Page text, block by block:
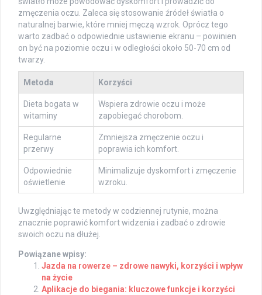
zmęczenia oczu. Zaleca się stosowanie źródeł światła o
naturalnej barwie, które mniej męczą wzrok. Oprócz tego
warto zadbać o odpowiednie ustawienie ekranu – powinien
on być na poziomie oczu i w odległości około 50-70 cm od
twarzy.
Metoda Korzyści
Dieta bogata w
witaminy
Wspiera zdrowie oczu i może
zapobiegać chorobom.
Regularne
przerwy
Zmniejsza zmęczenie oczu i
poprawia ich komfort.
Odpowiednie
oświetlenie
Minimalizuje dyskomfort i zmęczenie
wzroku.
Uwzględniając te metody w codziennej rutynie, można
znacznie poprawić komfort widzenia i zadbać o zdrowie
swoich oczu na dłużej.
Powiązane wpisy:
Jazda na rowerze – zdrowe nawyki, korzyści i wpływ
na życie
Aplikacje do biegania: kluczowe funkcje i korzyści